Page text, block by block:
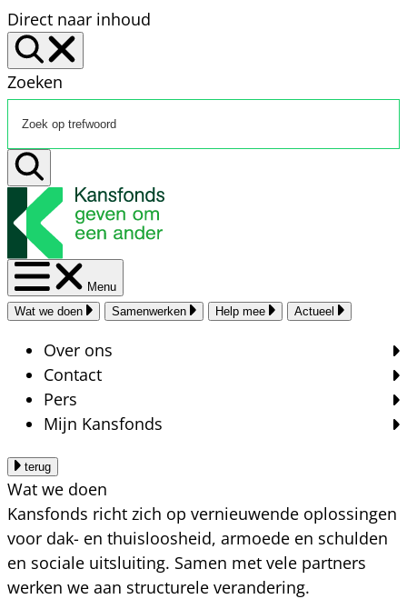
Direct naar inhoud
Zoeken
Menu
Wat we doen
Samenwerken Help mee Actueel
Over ons
Contact
Pers
Mijn Kansfonds
terug
Wat we doen
Kansfonds richt zich op vernieuwende oplossingen
voor dak- en thuisloosheid, armoede en schulden
en sociale uitsluiting. Samen met vele partners
werken we aan structurele verandering.